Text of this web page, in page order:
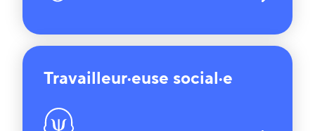
Travailleur·euse social·e